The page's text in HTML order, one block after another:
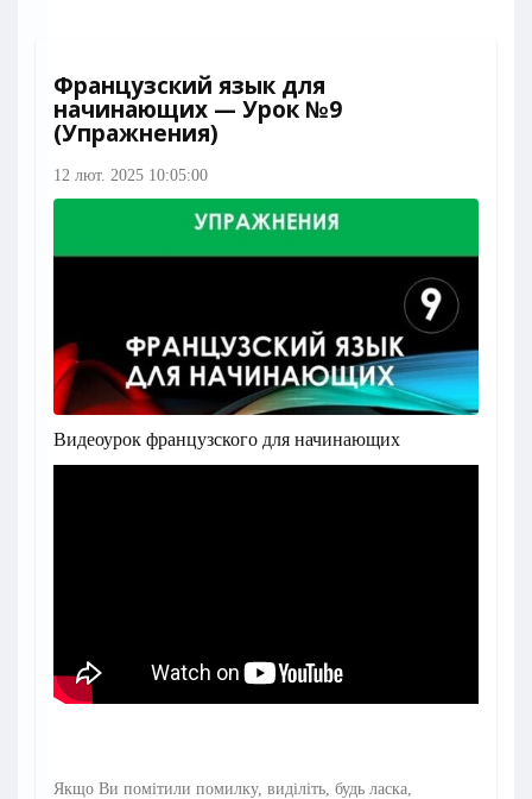
Французский язык для
начинающих — Урок №9
(Упражнения)
12 лют. 2025 10:05:00
Видеоурок французского для начинающих
Якщо Ви помітили помилку, виділіть, будь ласка,